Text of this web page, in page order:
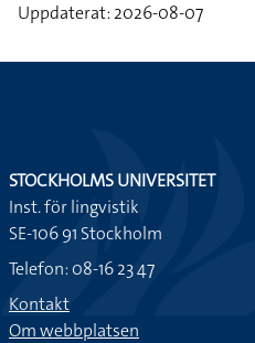
Uppdaterat: 2026-08-07
STOCKHOLMS UNIVERSITET
Inst. för lingvistik
SE-106 91 Stockholm
Telefon: 08-16 23 47
Kontakt
Om webbplatsen